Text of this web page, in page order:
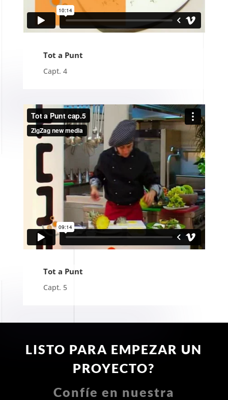
Tot a Punt
Capt. 4
Tot a Punt
Capt. 5
LISTO PARA EMPEZAR UN
PROYECTO?
Confíe en nuestra